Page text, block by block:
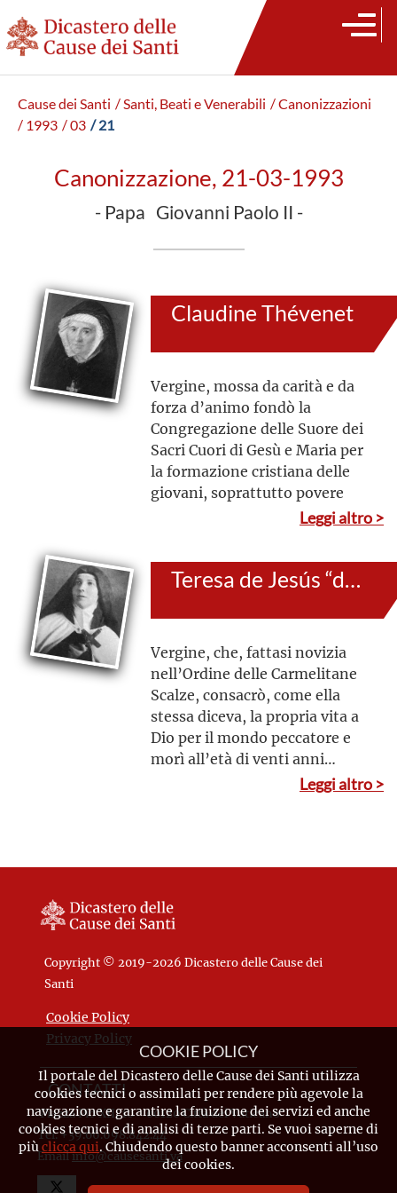
Cause dei Santi / Santi, Beati e Venerabili / Canonizzazioni
/ 1993 / 03 / 21
Canonizzazione, 21-03-1993
- Papa Giovanni Paolo II -
Claudine Thévenet
Vergine, mossa da carità e da
forza d’animo fondò la
Congregazione delle Suore dei
Sacri Cuori di Gesù e Maria per
la formazione cristiana delle
giovani, soprattutto povere
Leggi altro >
Teresa de Jesús “de los Andes”
Vergine, che, fattasi novizia
nell’Ordine delle Carmelitane
Scalze, consacrò, come ella
stessa diceva, la propria vita a
Dio per il mondo peccatore e
morì all’età di venti anni
Leggi altro >
Copyright © 2019-2026 Dicastero delle Cause dei
Santi
Cookie Policy
Privacy Policy
CONTATTI
Piazza Pio XII, 10 - 00120 Città del Vaticano
Tel. +39.06.698.842.44
Emailinfo@causesanti.va
COOKIE POLICY
Il portale del Dicastero delle Cause dei Santi utilizza
cookies tecnici o assimilati per rendere più agevole la
navigazione e garantire la fruizione dei servizi ed anche
cookies tecnici e di analisi di terze parti. Se vuoi saperne di
piùclicca qui. Chiudendo questo banner acconsenti all’uso
dei cookies.